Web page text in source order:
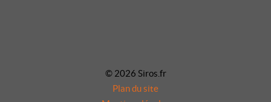
© 2026 Siros.fr
Plan du site